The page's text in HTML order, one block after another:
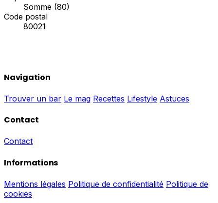
Somme (80)
Code postal
80021
Navigation
Trouver un bar Le mag Recettes Lifestyle Astuces
Contact
Contact
Informations
Mentions légales Politique de confidentialité Politique de
cookies